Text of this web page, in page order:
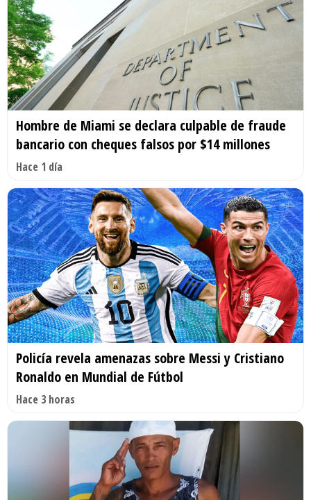
Hombre de Miami se declara culpable de fraude
bancario con cheques falsos por $14 millones
Hace 1 día
Policía revela amenazas sobre Messi y Cristiano
Ronaldo en Mundial de Fútbol
Hace 3 horas